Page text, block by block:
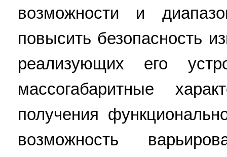
возможности и
повысить безопасность
реализующих его
массогабаритные
получения
возможность